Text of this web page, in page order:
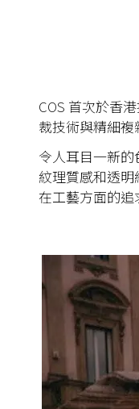
COS 首次於香
裁技術與精細
令人耳目一新
紋理質感和透
在工藝方面的追